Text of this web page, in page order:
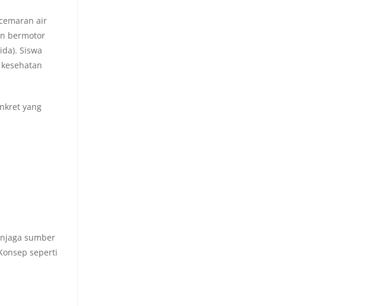
air
bermotor
Siswa
yang
sumber
seperti